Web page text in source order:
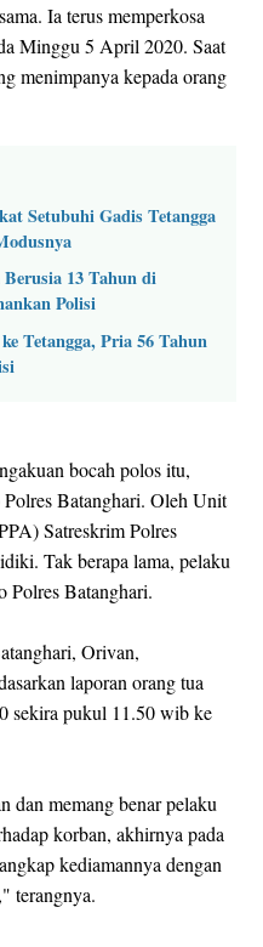
Ia terus memperkosa
Minggu 5 April 2020. Saat
menimpanya kepada orang
Setubuhi Gadis Tetangga
13 Tahun di
Polisi
Tetangga, Pria 56 Tahun
bocah polos itu,
Batanghari. Oleh Unit
Satreskrim Polres
Tak berapa lama, pelaku
Polres Batanghari.
Orivan,
laporan orang tua
sekira pukul 11.50 wib ke
dan memang benar pelaku
korban, akhirnya pada
kediamannya dengan
terangnya.